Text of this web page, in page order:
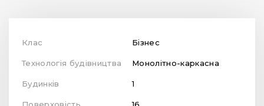
Клас Бізнес
Технологія будівництва Монолітно-каркасна
Будинків 1
Поверховість 16